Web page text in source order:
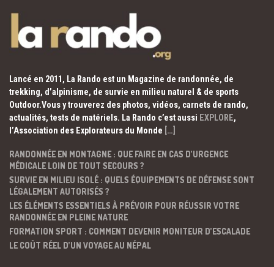
Lancé en 2011, La Rando est un Magazine de randonnée, de
trekking, d’alpinisme, de survie en milieu naturel & de sports
Outdoor.Vous y trouverez des photos, vidéos, carnets de rando,
actualités, tests de matériels. La Rando c’est aussi EXPLORE,
l’Association des Explorateurs du Monde […]
RANDONNÉE EN MONTAGNE : QUE FAIRE EN CAS D’URGENCE
MÉDICALE LOIN DE TOUT SECOURS ?
SURVIE EN MILIEU ISOLÉ : QUELS ÉQUIPEMENTS DE DÉFENSE SONT
LÉGALEMENT AUTORISÉS ?
LES ÉLÉMENTS ESSENTIELS À PRÉVOIR POUR RÉUSSIR VOTRE
RANDONNÉE EN PLEINE NATURE
FORMATION SPORT : COMMENT DEVENIR MONITEUR D’ESCALADE
LE COÛT RÉEL D’UN VOYAGE AU NÉPAL